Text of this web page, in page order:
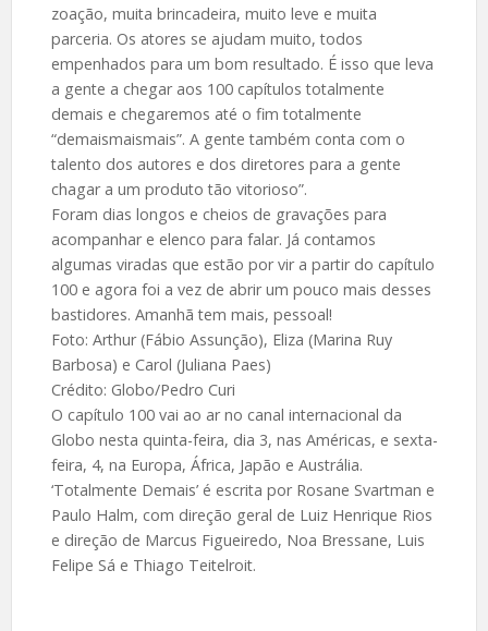
zoação, muita brincadeira, muito leve e muita
parceria. Os atores se ajudam muito, todos
empenhados para um bom resultado. É isso que leva
a gente a chegar aos 100 capítulos totalmente
demais e chegaremos até o fim totalmente
“demaismaismais”. A gente também conta com o
talento dos autores e dos diretores para a gente
chagar a um produto tão vitorioso”.
Foram dias longos e cheios de gravações para
acompanhar e elenco para falar. Já contamos
algumas viradas que estão por vir a partir do capítulo
100 e agora foi a vez de abrir um pouco mais desses
bastidores. Amanhã tem mais, pessoal!
Foto: Arthur (Fábio Assunção), Eliza (Marina Ruy
Barbosa) e Carol (Juliana Paes)
Crédito: Globo/Pedro Curi
O capítulo 100 vai ao ar no canal internacional da
Globo nesta quinta-feira, dia 3, nas Américas, e sexta-
feira, 4, na Europa, África, Japão e Austrália.
‘Totalmente Demais’ é escrita por Rosane Svartman e
Paulo Halm, com direção geral de Luiz Henrique Rios
e direção de Marcus Figueiredo, Noa Bressane, Luis
Felipe Sá e Thiago Teitelroit.